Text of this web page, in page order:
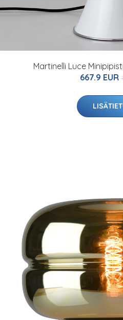
Martinelli Luce
667.9 EUR